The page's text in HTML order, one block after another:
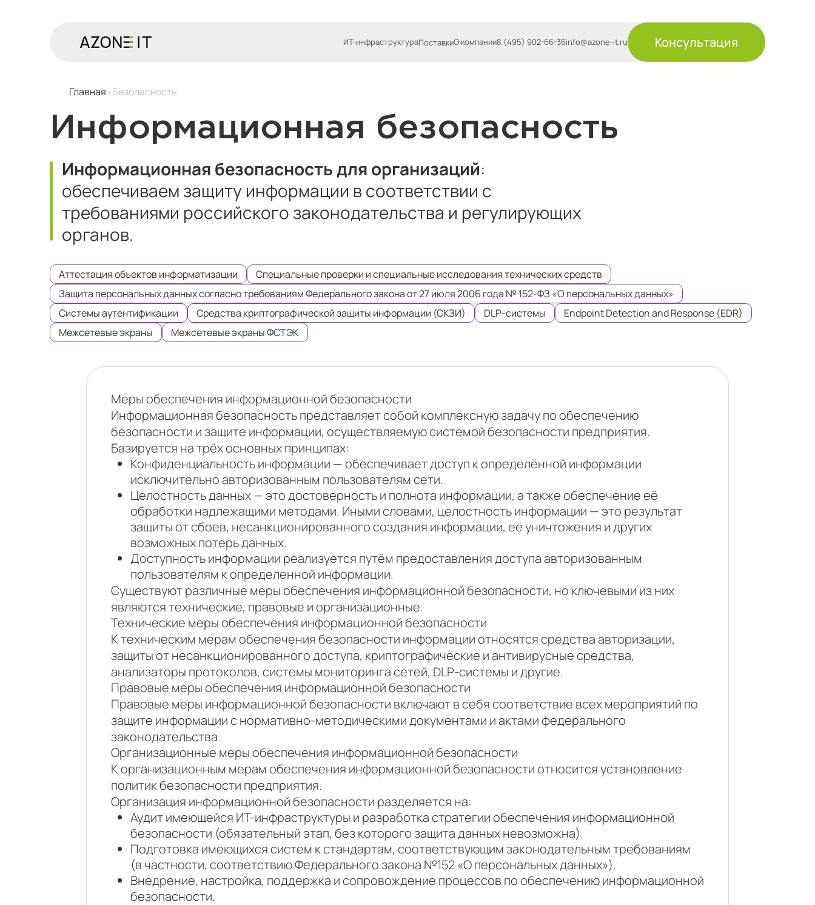
ИТ-инфраструктураПоставкиО компании8 (495) 902-66-36info@azone-it.ru Консультация
Главная Безопасность
Информационная безопасность
Информационная безопасность для организаций:
обеспечиваем защиту информации в соответствии с
требованиями российского законодательства и регулирующих
органов.
Аттестация объектов информатизации
Специальные проверки и специальные исследования технических средств
Защита персональных данных согласно требованиям Федерального закона от 27 июля 2006 года № 152-ФЗ «О персональных данных»
Системы аутентификации
Средства криптографической защиты информации (СКЗИ) DLP-системы
Endpoint Detection and Response (EDR)
Межсетевые экраны
Межсетевые экраны ФСТЭК
Меры обеспечения информационной безопасности
Информационная безопасность представляет собой комплексную задачу по обеспечению
безопасности и защите информации, осуществляемую системой безопасности предприятия.
Базируется на трёх основных принципах:
Конфиденциальность информации — обеспечивает доступ к определённой информации
исключительно авторизованным пользователям сети.
Целостность данных — это достоверность и полнота информации, а также обеспечение её
обработки надлежащими методами. Иными словами, целостность информации — это результат
защиты от сбоев, несанкционированного создания информации, её уничтожения и других
возможных потерь данных.
Доступность информации реализуется путём предоставления доступа авторизованным
пользователям к определенной информации.
Существуют различные меры обеспечения информационной безопасности, но ключевыми из них
являются технические, правовые и организационные.
Технические меры обеспечения информационной безопасности
К техническим мерам обеспечения безопасности информации относятся средства авторизации,
защиты от несанкционированного доступа, криптографические и антивирусные средства,
анализаторы протоколов, системы мониторинга сетей, DLP-системы и другие.
Правовые меры обеспечения информационной безопасности
Правовые меры информационной безопасности включают в себя соответствие всех мероприятий по
защите информации с нормативно-методическими документами и актами федерального
законодательства.
Организационные меры обеспечения информационной безопасности
К организационным мерам обеспечения информационной безопасности относится установление
политик безопасности предприятия.
Организация информационной безопасности разделяется на:
Аудит имеющейся ИТ-инфраструктуры и разработка стратегии обеспечения информационной
безопасности (обязательный этап, без которого защита данных невозможна).
Подготовка имеющихся систем к стандартам, соответствующим законодательным требованиям
(в частности, соответствию Федерального закона №152 «О персональных данных»).
Внедрение, настройка, поддержка и сопровождение процессов по обеспечению информационной
безопасности.